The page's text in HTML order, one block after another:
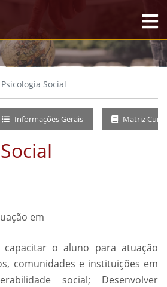
Psicologia Social
Informações Gerais Matriz
em
o aluno para atuação
comunidades e instituições em
social; Desenvolver